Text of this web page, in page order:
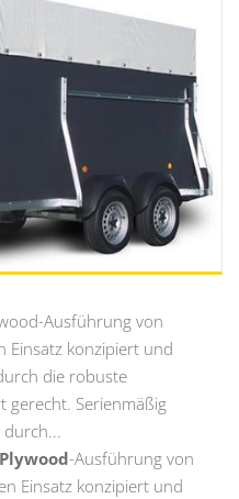
Ausführung von
Einsatz konzipiert und
die robuste
gerecht. Serienmäßig
durch...
Plywood-Ausführung von
Einsatz konzipiert und